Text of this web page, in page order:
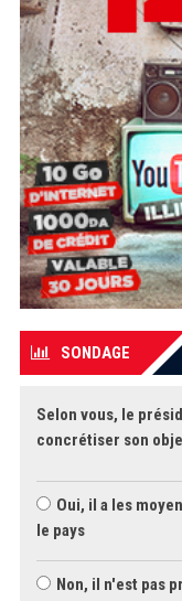
SONDAGE
Selon vous, le
concrétiser son
Oui, il a les
le pays
Non, il n'est pas